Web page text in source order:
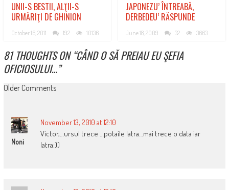
UNII-S BESTII, ALŢII-S
URMĂRIŢI DE GHINION
October 16, 2011 192 10136
JAPONEZU’ ÎNTREABĂ,
DERBEDEU’ RĂSPUNDE
June 18, 2009 32 3663
81 THOUGHTS ON “CÂND O SĂ PREIAU EU ŞEFIA
OFICIOSULUI…”
COMMENT
Older Comments
Noni
November 13, 2010 at 12:10
Victor,…ursul trece …potaile latra…mai trece o data iar
latra:))